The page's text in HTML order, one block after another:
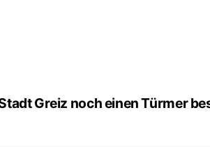
Greiz noch einen Türmer